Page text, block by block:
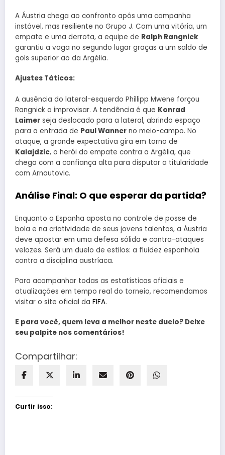
A Áustria chega ao confronto após uma campanha
instável, mas resiliente no Grupo J. Com uma vitória, um
empate e uma derrota, a equipe de Ralph Rangnick
garantiu a vaga no segundo lugar graças a um saldo de
gols superior ao da Argélia.
Ajustes Táticos:
A ausência do lateral-esquerdo Phillipp Mwene forçou
Rangnick a improvisar. A tendência é que Konrad
Laimer seja deslocado para a lateral, abrindo espaço
para a entrada de Paul Wanner no meio-campo. No
ataque, a grande expectativa gira em torno de
Kalajdzic, o herói do empate contra a Argélia, que
chega com a confiança alta para disputar a titularidade
com Arnautovic.
Análise Final: O que esperar da partida?
Enquanto a Espanha aposta no controle de posse de
bola e na criatividade de seus jovens talentos, a Áustria
deve apostar em uma defesa sólida e contra-ataques
velozes. Será um duelo de estilos: a fluidez espanhola
contra a disciplina austríaca.
Para acompanhar todas as estatísticas oficiais e
atualizações em tempo real do torneio, recomendamos
visitar o site oficial da FIFA.
E para você, quem leva a melhor neste duelo? Deixe
seu palpite nos comentários!
Compartilhar:
Curtir isso: